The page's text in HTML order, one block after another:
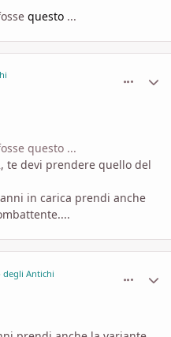
questo ...
questo ...
te devi prendere quello del
in carica prendi anche
degli Antichi